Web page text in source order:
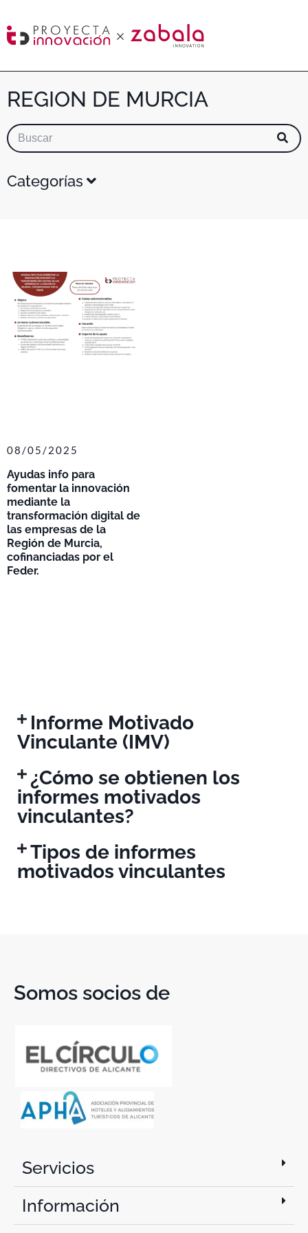
REGION DE MURCIA
Categorías
Ayudas info para
fomentar la innovación
mediante la
transformación digital de
las empresas de la
Región de Murcia,
cofinanciadas por el
Feder.
08/05/2025
Informe Motivado
Vinculante (IMV)
¿Cómo se obtienen los
informes motivados
vinculantes?
Tipos de informes
motivados vinculantes
Somos socios de
Servicios
Información